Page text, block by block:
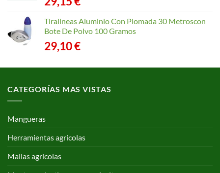
Tiralineas Aluminio Con Plomada 30 Metroscon
Bote De Polvo 100 Gramos
29,10€
CATEGORÍAS MAS VISTAS
Mangueras
Herramientas agricolas
Mallas agricolas